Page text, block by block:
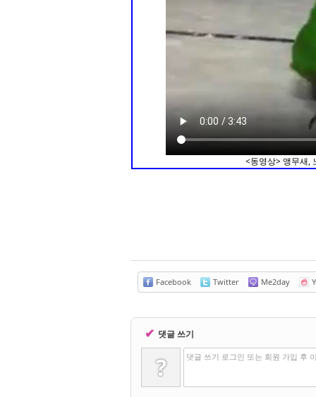
<동영상> 앵무새,
Facebook Twitter Me2day
✔ 댓글 쓰기
? 댓글 쓰기 로그인 또는 회원 가입 후